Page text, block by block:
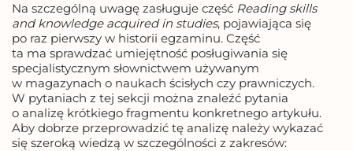
Na szczególną uwagę zasługuje część Reading skills
and knowledge acquired in studies, pojawiająca się
po raz pierwszy w historii egzaminu. Część
ta ma sprawdzać umiejętność posługiwania się
specjalistycznym słownictwem używanym
w magazynach o naukach ścisłych czy prawniczych.
W pytaniach z tej sekcji można znaleźć pytania
o analizę krótkiego fragmentu konkretnego artykułu.
Aby dobrze przeprowadzić tę analizę należy wykazać
się szeroką wiedzą w szczególności z zakresów: